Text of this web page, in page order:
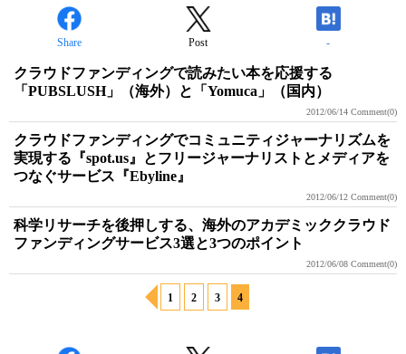
Share Post -
クラウドファンディングで読みたい本を応援する
「PUBSLUSH」（海外）と「Yomuca」（国内）
2012/06/14 Comment(0)
クラウドファンディングでコミュニティジャーナリズムを
実現する『spot.us』とフリージャーナリストとメディアを
つなぐサービス『Ebyline』
2012/06/12 Comment(0)
科学リサーチを後押しする、海外のアカデミッククラウド
ファンディングサービス3選と3つのポイント
2012/06/08 Comment(0)
1 2 3 4